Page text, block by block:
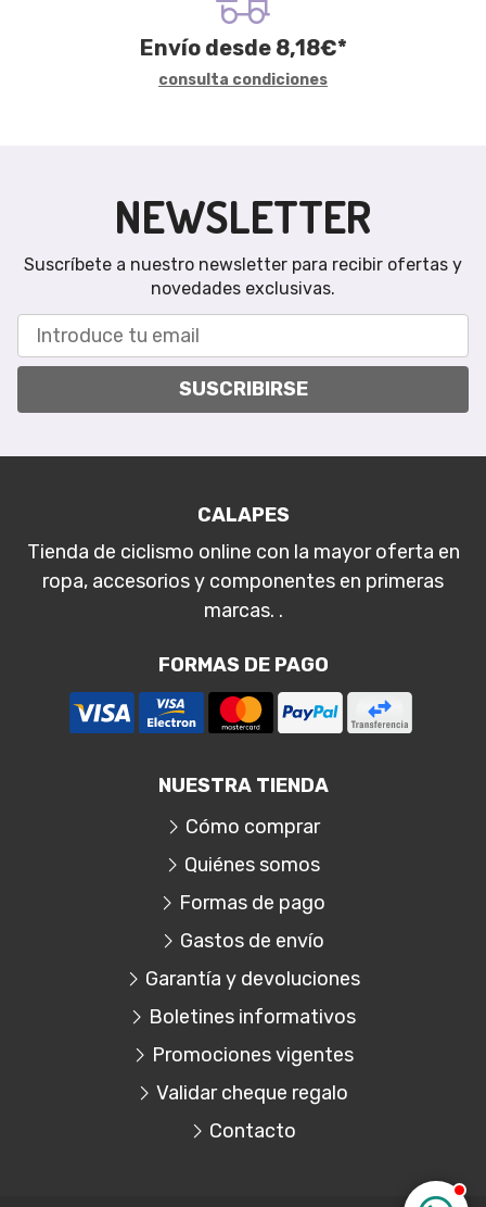
Envío desde 8,18€*
consulta condiciones
NEWSLETTER
Suscríbete a nuestro newsletter para recibir ofertas y
novedades exclusivas.
SUSCRIBIRSE
CALAPES
Tienda de ciclismo online con la mayor oferta en
ropa, accesorios y componentes en primeras
marcas. .
FORMAS DE PAGO
NUESTRA TIENDA
Cómo comprar
Quiénes somos
Formas de pago
Gastos de envío
Garantía y devoluciones
Boletines informativos
Promociones vigentes
Validar cheque regalo
Contacto